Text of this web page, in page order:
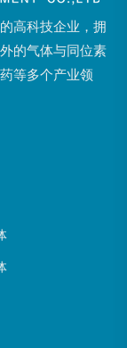
高科技企业，拥
的气体与同位素
等多个产业领